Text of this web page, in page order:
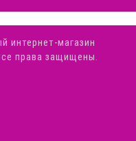
интернет-магазин
права защищены.